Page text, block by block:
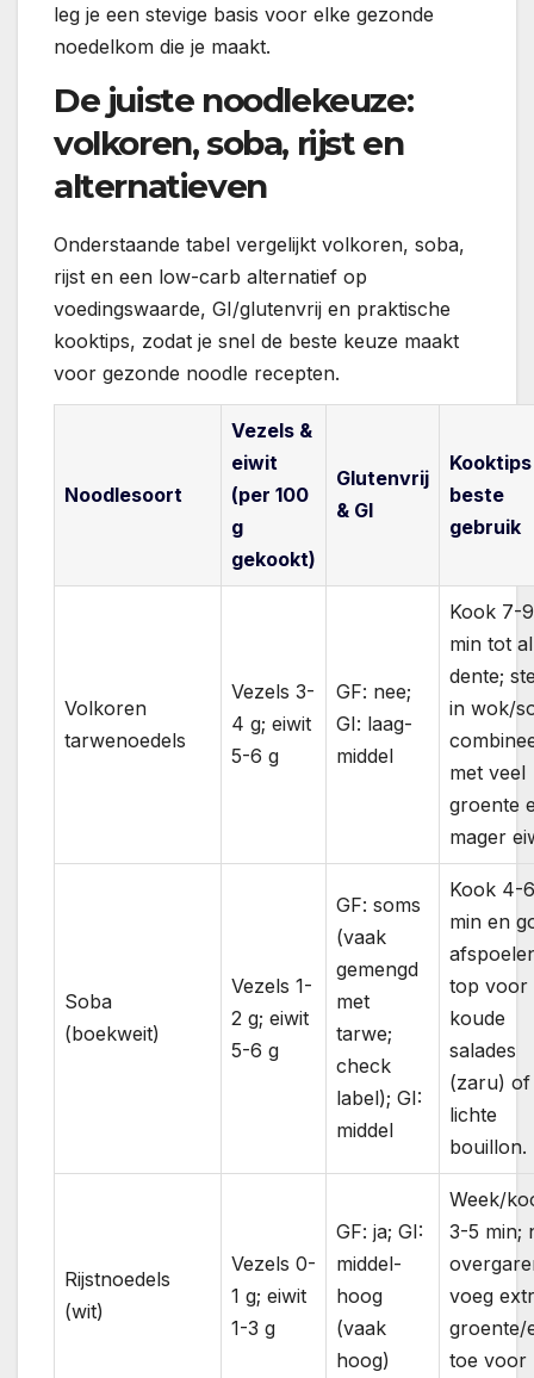
leg je een stevige basis voor elke gezonde
noedelkom die je maakt.
De juiste noodlekeuze:
volkoren, soba, rijst en
alternatieven
Onderstaande tabel vergelijkt volkoren, soba,
rijst en een low-carb alternatief op
voedingswaarde, GI/glutenvrij en praktische
kooktips, zodat je snel de beste keuze maakt
voor gezonde noodle recepten.
Noodlesoort
Vezels &
eiwit
(per 100
g
gekookt)
Glutenvrij
& GI
beste
gebruik
Volkoren
tarwenoedels
Vezels 3-
4 g; eiwit
5-6 g
GF: nee;
GI: laag-
middel
Kook 7-9
min tot al
dente;
in wok/
met veel
groente
mager
Soba
(boekweit)
Vezels 1-
2 g; eiwit
5-6 g
GF: soms
(vaak
gemengd
met
tarwe;
check
label); GI:
middel
Kook 4-6
min en
top voor
koude
salades
(zaru) of
lichte
bouillon.
Rijstnoedels
(wit)
Vezels 0-
1 g; eiwit
1-3 g
GF: ja; GI:
middel-
hoog
(vaak
hoog)
Week/
3-5 min;
voeg
groente/
toe voor